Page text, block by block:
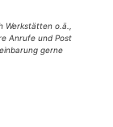
o.ä.,
Anrufe und Post
gerne